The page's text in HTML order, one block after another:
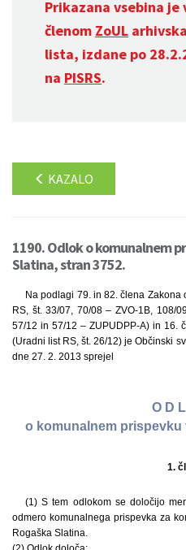
Prikazana vsebina je
členom ZoUL
lista, izdane po
na PISRS.
KAZALO
1190. Odlok o komunalnem
Slatina, stran 3752.
Na podlagi 79. in 82. člena
RS, št. 33/07, 70/08 – ZVO-1B, 108/
57/12 in 57/12 – ZUPUDPP-A) in 16.
(Uradni list RS, št. 26/12) je Občinski
dne 27. 2. 2013 sprejel
O D
o komunalnem prispevku
1.
(1) S tem odlokom se določijo
odmero komunalnega prispevka za
Rogaška Slatina.